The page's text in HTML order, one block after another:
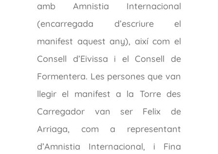
amb Amnistia Internacional
(encarregada d’escriure el
manifest aquest any), així com el
Consell d’Eivissa i el Consell de
Formentera. Les persones que van
llegir el manifest a la Torre des
Carregador van ser Felix de
Arriaga, com a representant
d’Amnistia Internacional, i Fina